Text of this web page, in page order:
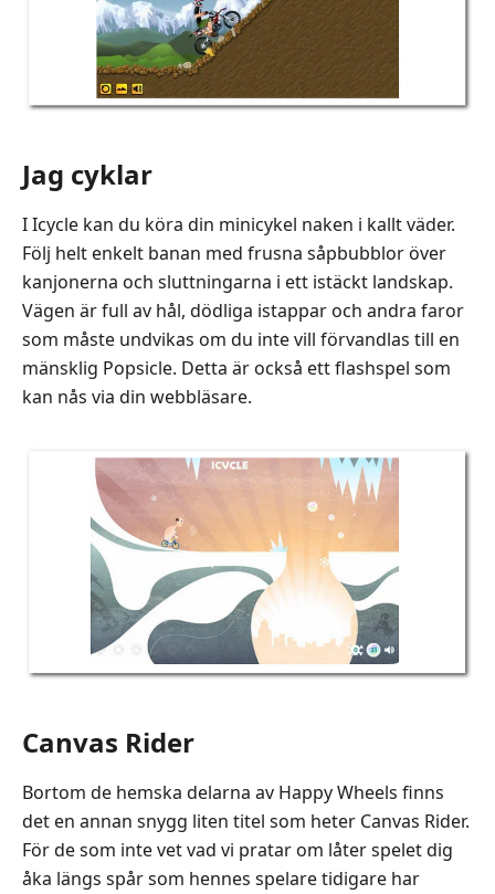
Jag cyklar
I Icycle kan du köra din minicykel naken i kallt väder.
Följ helt enkelt banan med frusna såpbubblor över
kanjonerna och sluttningarna i ett istäckt landskap.
Vägen är full av hål, dödliga istappar och andra faror
som måste undvikas om du inte vill förvandlas till en
mänsklig Popsicle. Detta är också ett flashspel som
kan nås via din webbläsare.
Canvas Rider
Bortom de hemska delarna av Happy Wheels finns
det en annan snygg liten titel som heter Canvas Rider.
För de som inte vet vad vi pratar om låter spelet dig
åka längs spår som hennes spelare tidigare har